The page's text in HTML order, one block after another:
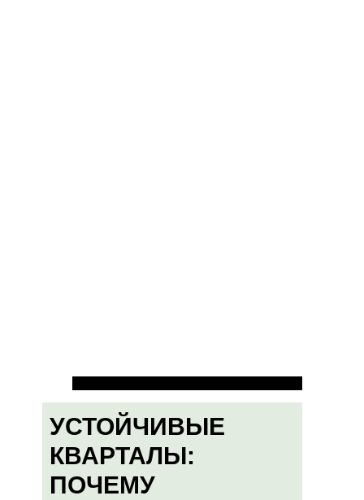
УСТОЙЧИВЫЕ
КВАРТАЛЫ:
ПОЧЕМУ